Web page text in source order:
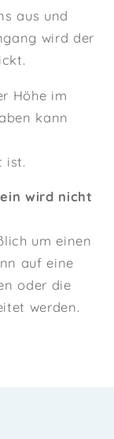
aus und
wird der
Höhe im
kann
ist.
wird nicht
um einen
auf eine
oder die
werden.